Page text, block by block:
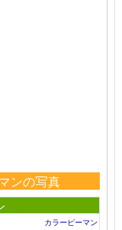
ンの写真
カラーピーマン